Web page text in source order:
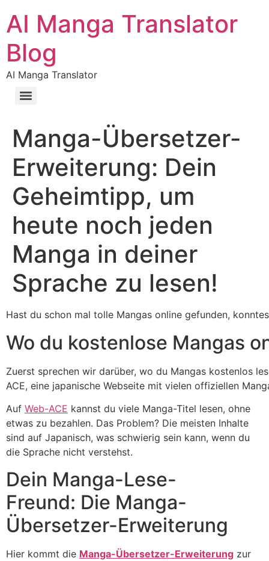
AI Manga Translator
Blog
AI Manga Translator
Manga-Übersetzer-
Erweiterung: Dein
Geheimtipp, um
heute noch jeden
Manga in deiner
Sprache zu lesen!
Hast du schon mal tolle Mangas online gefunden,
Wo du kostenlose Mangas
Zuerst sprechen wir darüber, wo du Mangas kostenlos
ACE, eine japanische Webseite mit vielen offiziellen
Auf Web-ACE kannst du viele Manga-Titel lesen, ohne
etwas zu bezahlen. Das Problem? Die meisten Inhalte
sind auf Japanisch, was schwierig sein kann, wenn du
die Sprache nicht verstehst.
Dein Manga-Lese-
Freund: Die Manga-
Übersetzer-Erweiterung
Hier kommt die Manga-Übersetzer-Erweiterung zur